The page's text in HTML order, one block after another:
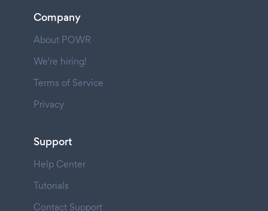
Company
About POWR
We're hiring!
Terms of Service
Privacy
Support
Help Center
Tutorials
Contact Support